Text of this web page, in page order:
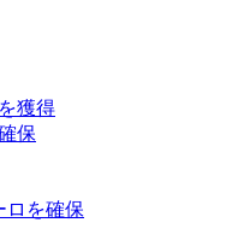
獲得
保
ロを確保